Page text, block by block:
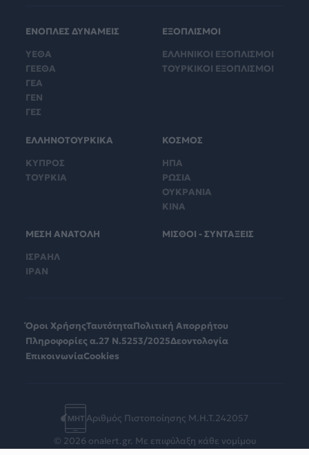
ΕΝΟΠΛΕΣ ΔΥΝΑΜΕΙΣ
ΥΕΘΑ
ΓΕΕΘΑ
ΓΕΑ
ΓΕΝ
ΓΕΣ
ΕΞΟΠΛΙΣΜΟΙ
ΕΛΛΗΝΙΚΟΙ ΕΞΟΠΛΙΣΜΟΙ
ΤΟΥΡΚΙΚΟΙ ΕΞΟΠΛΙΣΜΟΙ
ΕΛΛΗΝΟΤΟΥΡΚΙΚΑ
ΚΥΠΡΟΣ
ΤΟΥΡΚΙΑ
ΚΟΣΜΟΣ
ΗΠΑ
ΡΩΣΙΑ
ΟΥΚΡΑΝΙΑ
ΚΙΝΑ
ΜΕΣΗ ΑΝΑΤΟΛΗ
ΙΣΡΑΗΛ
ΙΡΑΝ
ΜΙΣΘΟΙ - ΣΥΝΤΑΞΕΙΣ
Όροι ΧρήσηςΤαυτότηταΠολιτική Απορρήτου
Πληροφορίες α.27 Ν.5253/2025Δεοντολογία
ΕπικοινωνίαCookies
Αριθμός Πιστοποίησης Μ.Η.Τ.242057
© 2026 onalert.gr. Με επιφύλαξη κάθε νομίμου